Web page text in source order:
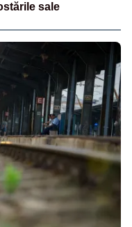
sale